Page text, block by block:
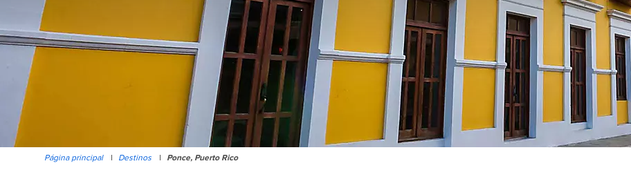
Página principal | Destinos | Ponce, Puerto Rico